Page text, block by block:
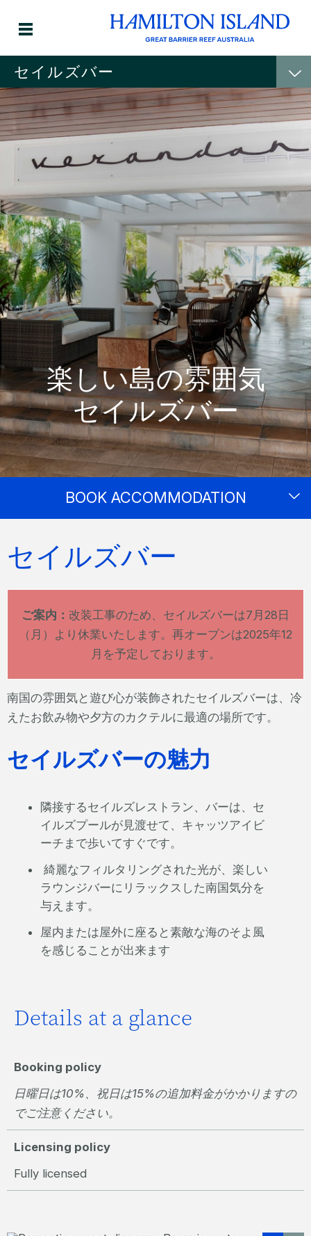
セイルズバー
楽しい島の雰囲気
セイルズバー
BOOK ACCOMMODATION
セイルズバー
ご案内： 改装工事のため、セイルズバーは7月28日
（月）より休業いたします。再オープンは2025年12
月を予定しております。
南国の雰囲気と遊び心が装飾されたセイルズバーは、冷
えたお飲み物や夕方のカクテルに最適の場所です。
セイルズバーの魅力
隣接するセイルズレストラン、バーは、セ
イルズプールが見渡せて、キャッツアイビ
ーチまで歩いてすぐです。
綺麗なフィルタリングされた光が、楽しい
ラウンジバーにリラックスした南国気分を
与えます。
屋内または屋外に座ると素敵な海のそよ風
を感じることが出来ます
Details at a glance
Booking policy
日曜日は10%、祝日は15%の追加料金がかかりますの
でご注意ください。
Licensing policy
Fully licensed